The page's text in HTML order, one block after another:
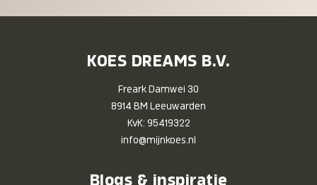
KOES DREAMS B.V.
Freark Damwei 30
8914 BM Leeuwarden
KvK: 95419322
info@mijnkoes.nl
Blogs & inspiratie